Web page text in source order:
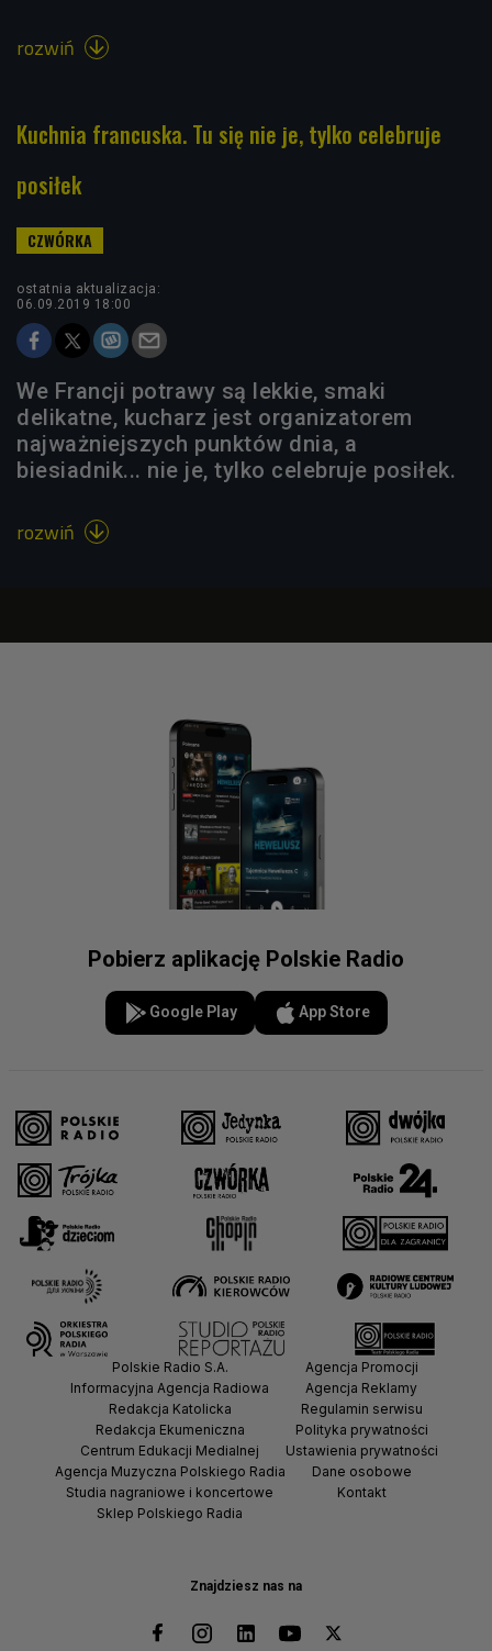
rozwiń 
Kuchnia francuska. Tu się nie je, tylko celebruje
posiłek
ostatnia aktualizacja:
06.09.2019 18:00
We Francji potrawy są lekkie, smaki
delikatne, kucharz jest organizatorem
najważniejszych punktów dnia, a
biesiadnik... nie je, tylko celebruje posiłek.
rozwiń 
Pobierz aplikację Polskie Radio
Google Play App Store
Znajdziesz nas na
Polskie Radio S.A.
Informacyjna Agencja Radiowa
Redakcja Katolicka
Redakcja Ekumeniczna
Centrum Edukacji Medialnej
Agencja Muzyczna Polskiego Radia
Studia nagraniowe i koncertowe
Sklep Polskiego Radia
Agencja Promocji
Agencja Reklamy
Regulamin serwisu
Polityka prywatności
Ustawienia prywatności
Dane osobowe
Kontakt